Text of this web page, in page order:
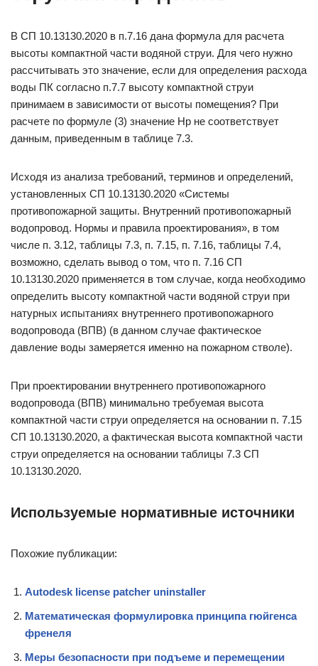
В СП 10.13130.2020 в п.7.16 дана формула для расчета
высоты компактной части водяной струи. Для чего нужно
рассчитывать это значение, если для определения расхода
воды ПК согласно п.7.7 высоту компактной струи
принимаем в зависимости от высоты помещения? При
расчете по формуле (3) значение Нр не соответствует
данным, приведенным в таблице 7.3.
Исходя из анализа требований, терминов и определений,
установленных СП 10.13130.2020 «Системы
противопожарной защиты. Внутренний противопожарный
водопровод. Нормы и правила проектирования», в том
числе п. 3.12, таблицы 7.3, п. 7.15, п. 7.16, таблицы 7.4,
возможно, сделать вывод о том, что п. 7.16 СП
10.13130.2020 применяется в том случае, когда необходимо
определить высоту компактной части водяной струи при
натурных испытаниях внутреннего противопожарного
водопровода (ВПВ) (в данном случае фактическое
давление воды замеряется именно на пожарном стволе).
При проектировании внутреннего противопожарного
водопровода (ВПВ) минимально требуемая высота
компактной части струи определяется на основании п. 7.15
СП 10.13130.2020, а фактическая высота компактной части
струи определяется на основании таблицы 7.3 СП
10.13130.2020.
Используемые нормативные источники
Похожие публикации:
Autodesk license patcher uninstaller
Математическая формулировка принципа гюйгенса
френеля
Меры безопасности при подъеме и перемещении